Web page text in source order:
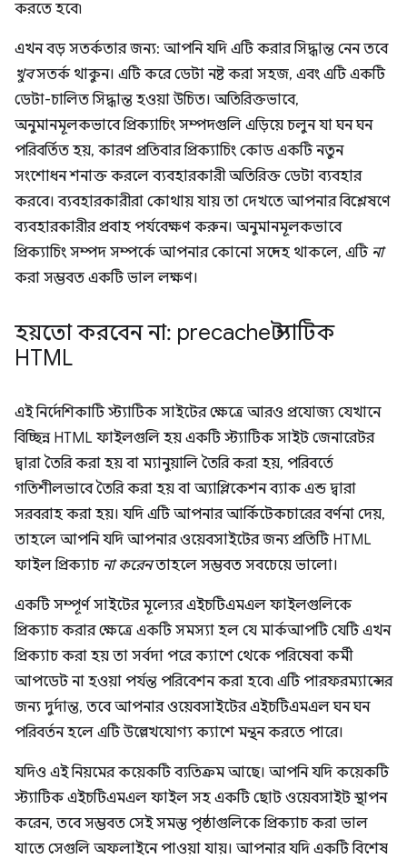
করতে হবে৷
এখন বড় সতর্কতার জন্য: আপনি যদি এটি করার সিদ্ধান্ত নেন তবে
খুবসতর্ক থাকুন। এটি করে ডেটা নষ্ট করা সহজ, এবং এটি একটি
ডেটা-চালিত সিদ্ধান্ত হওয়া উচিত। অতিরিক্তভাবে,
অনুমানমূলকভাবে প্রিক্যাচিং সম্পদগুলি এড়িয়ে চলুন যা ঘন ঘন
পরিবর্তিত হয়, কারণ প্রতিবার প্রিক্যাচিং কোড একটি নতুন
সংশোধন শনাক্ত করলে ব্যবহারকারী অতিরিক্ত ডেটা ব্যবহার
করবে। ব্যবহারকারীরা কোথায় যায় তা দেখতে আপনার বিশ্লেষণে
ব্যবহারকারীর প্রবাহ পর্যবেক্ষণ করুন। অনুমানমূলকভাবে
প্রিক্যাচিং সম্পদ সম্পর্কে আপনার কোনো সন্দেহ থাকলে, এটি না
করা সম্ভবত একটি ভাল লক্ষণ।
হয়তো করবেন না: precache স্ট্যাটিক
HTML
এই নির্দেশিকাটি স্ট্যাটিক সাইটের ক্ষেত্রে আরও প্রযোজ্য যেখানে
বিচ্ছিন্ন HTML ফাইলগুলি হয় একটি স্ট্যাটিক সাইট জেনারেটর
দ্বারা তৈরি করা হয় বা ম্যানুয়ালি তৈরি করা হয়, পরিবর্তে
গতিশীলভাবে তৈরি করা হয় বা অ্যাপ্লিকেশন ব্যাক এন্ড দ্বারা
সরবরাহ করা হয়। যদি এটি আপনার আর্কিটেকচারের বর্ণনা দেয়,
তাহলে আপনি যদি আপনার ওয়েবসাইটের জন্য প্রতিটি HTML
ফাইল প্রিক্যাচ না করেনতাহলে সম্ভবত সবচেয়ে ভালো।
একটি সম্পূর্ণ সাইটের মূল্যের এইচটিএমএল ফাইলগুলিকে
প্রিক্যাচ করার ক্ষেত্রে একটি সমস্যা হল যে মার্কআপটি যেটি এখন
প্রিক্যাচ করা হয় তা সর্বদা পরে ক্যাশে থেকে পরিষেবা কর্মী
আপডেট না হওয়া পর্যন্ত পরিবেশন করা হবে৷ এটি পারফরম্যান্সের
জন্য দুর্দান্ত, তবে আপনার ওয়েবসাইটের এইচটিএমএল ঘন ঘন
পরিবর্তন হলে এটি উল্লেখযোগ্য ক্যাশে মন্থন করতে পারে।
যদিও এই নিয়মের কয়েকটি ব্যতিক্রম আছে। আপনি যদি কয়েকটি
স্ট্যাটিক এইচটিএমএল ফাইল সহ একটি ছোট ওয়েবসাইট স্থাপন
করেন, তবে সম্ভবত সেই সমস্ত পৃষ্ঠাগুলিকে প্রিক্যাচ করা ভাল
যাতে সেগুলি অফলাইনে পাওয়া যায়। আপনার যদি একটি বিশেষ